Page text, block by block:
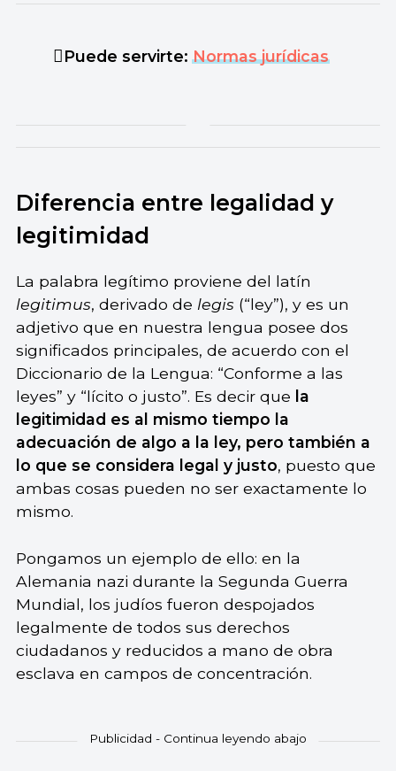
Puede servirte:Normas jurídicas
Diferencia entre legalidad y
legitimidad
La palabra legítimo proviene del latín
legitimus, derivado de legis (“ley”), y es un
adjetivo que en nuestra lengua posee dos
significados principales, de acuerdo con el
Diccionario de la Lengua: “Conforme a las
leyes” y “lícito o justo”. Es decir que la
legitimidad es al mismo tiempo la
adecuación de algo a la ley, pero también a
lo que se considera legal y justo, puesto que
ambas cosas pueden no ser exactamente lo
mismo.
Pongamos un ejemplo de ello: en la
Alemania nazi durante la Segunda Guerra
Mundial, los judíos fueron despojados
legalmente de todos sus derechos
ciudadanos y reducidos a mano de obra
esclava en campos de concentración.